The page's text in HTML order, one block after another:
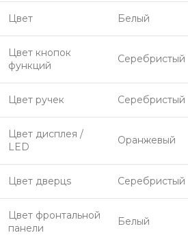
Цвет Белый
Цвет кнопок
функций
Серебристый
Цвет ручек Серебристый
Цвет дисплея /
LED
Оранжевый
Цвет дверцs Серебристый
Цвет фронтальной
панели
Белый